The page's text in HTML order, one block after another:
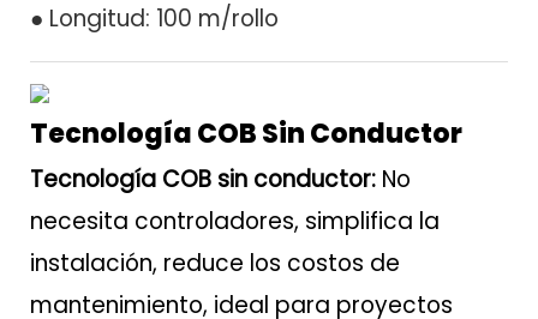
● Longitud: 100 m/rollo
Tecnología COB Sin Conductor
Tecnología COB sin conductor: No
necesita controladores, simplifica la
instalación, reduce los costos de
mantenimiento, ideal para proyectos